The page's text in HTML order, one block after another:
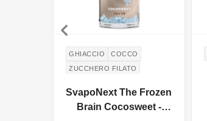
GHIACCIO
COCCO
ZUCCHERO FILATO
SvapoNext The Frozen
Brain Cocosweet -
